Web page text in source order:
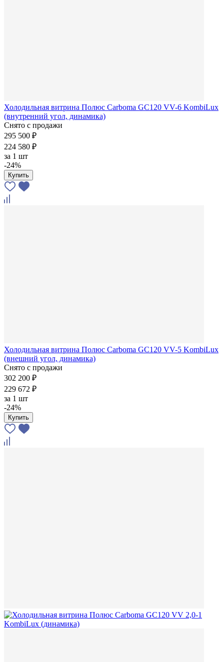
Холодильная витрина Полюс Carboma GC120 VV-6 KombiLux
(внутренний угол, динамика)
Снято с продажи
295 500 ₽
224 580 ₽
за 1 шт
-24%
Купить
Холодильная витрина Полюс Carboma GC120 VV-5 KombiLux
(внешний угол, динамика)
Снято с продажи
302 200 ₽
229 672 ₽
за 1 шт
-24%
Купить